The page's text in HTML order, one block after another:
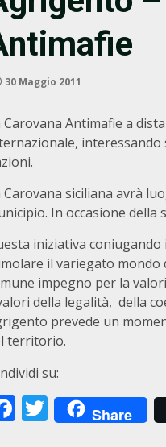
30 Maggio 2011
Carovana Antimafie a
interessando
Carovana siciliana avrà
In occasione della
iniziativa coniugando
il variegato mondo
impegno per la
della legalità, della
prevede un
territorio.
su:
Facebook
Twitter
Share